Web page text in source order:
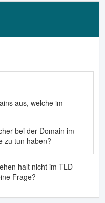
aus, welche im
bei der Domain im
zu tun haben?
halt nicht im TLD
Frage?